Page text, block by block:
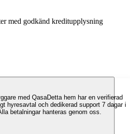
med godkänd kreditupplysning
med QasaDetta hem har en verifierad
hyresavtal och dedikerad support 7 dagar i
betalningar hanteras genom oss.